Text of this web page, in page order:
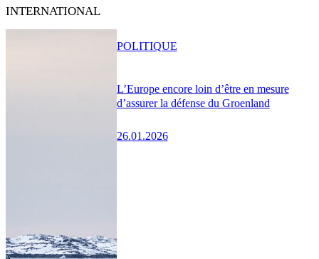
INTERNATIONAL
L’Europe encore loin d’être en mesure
d’assurer la défense du Groenland
26.01.2026
POLITIQUE